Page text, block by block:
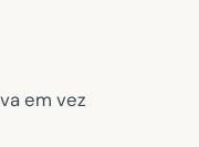
em vez